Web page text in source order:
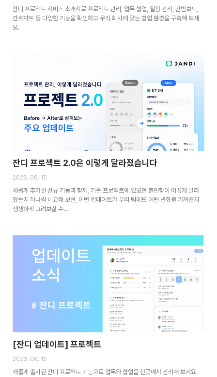
잔디 프로젝트 서비스 소개서로 프로젝트 관리, 업무 협업, 일정 관리, 칸반보드,
간트차트 등 다양한 기능을 확인하고 우리 회사에 맞는 협업 환경을 구축해 보세
요.
잔디 프로젝트 2.0은 이렇게 달라졌습니다
2026. 06. 15
새롭게 추가된 신규 기능과 함께, 기존 프로젝트에 있었던 불편함이 어떻게 달라
졌는지 하나씩 비교해 보면, 이번 업데이트가 우리 팀에도 어떤 변화를 가져올지
생생하게 그려보실 수…
[잔디 업데이트] 프로젝트
2026. 06. 15
새롭게 출시된 잔디 프로젝트 기능으로 업무와 협업을 한곳에서 관리해 보세요.